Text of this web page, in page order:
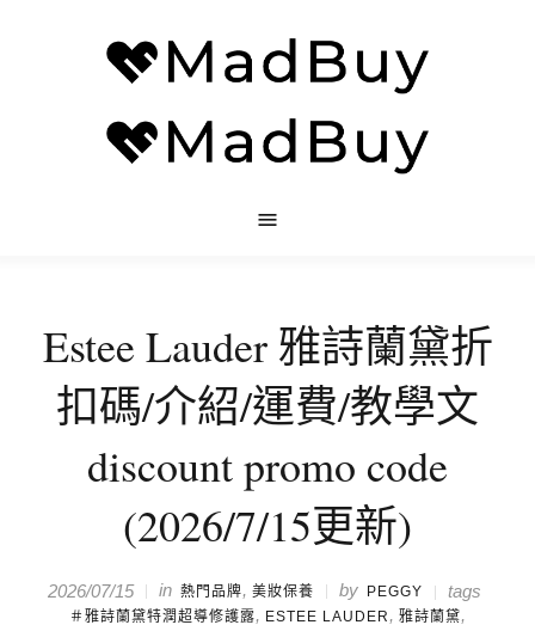
Estee Lauder 雅詩蘭黛折
扣碼/介紹/運費/教學文
discount promo code
(2026/7/15更新)
2026/07/15 in 熱門品牌, 美妝保養 by PEGGY tags
＃雅詩蘭黛特潤超導修護露, ESTEE LAUDER , 雅詩蘭黛,